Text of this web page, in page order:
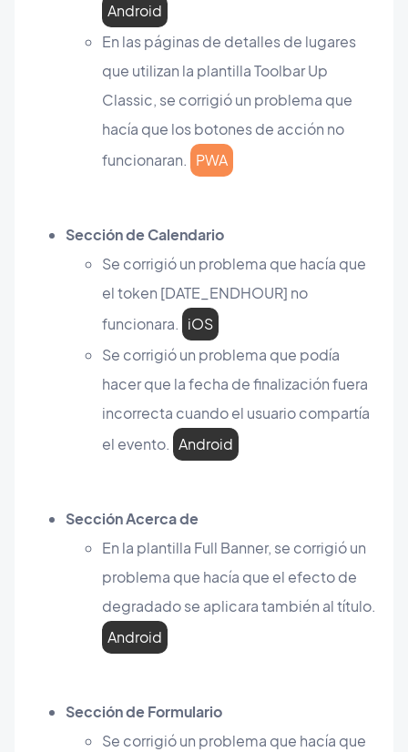
Android
En las páginas de detalles de lugares
que utilizan la plantilla Toolbar Up
Classic, se corrigió un problema que
hacía que los botones de acción no
funcionaran. PWA
Sección de Calendario
Se corrigió un problema que hacía que
el token [DATE_ENDHOUR] no
funcionara. iOS
Se corrigió un problema que podía
hacer que la fecha de finalización fuera
incorrecta cuando el usuario compartía
el evento. Android
Sección Acerca de
En la plantilla Full Banner, se corrigió un
problema que hacía que el efecto de
degradado se aplicara también al título.
Android
Sección de Formulario
Se corrigió un problema que hacía que